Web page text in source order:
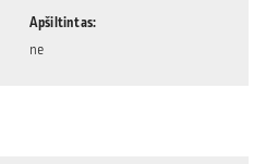
Apšiltintas
ne